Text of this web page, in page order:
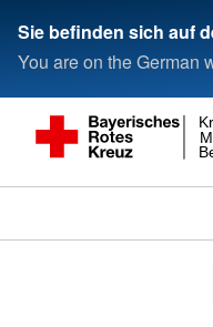
Sie befinden sich auf
You are on the German